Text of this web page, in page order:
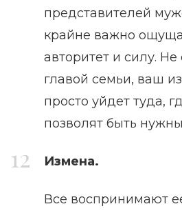
представителей
крайне важно
авторитет и силу.
главой семьи, ваш
просто уйдет туда,
позволят быть
Измена.
Все воспринимают